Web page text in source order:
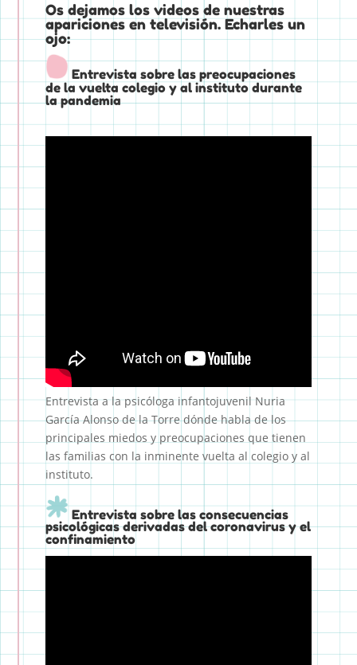
Os dejamos los videos de nuestras
apariciones en televisión. Echarles un
ojo:
Entrevista sobre las preocupaciones
de la vuelta colegio y al instituto durante
la pandemia
Entrevista a la psicóloga infantojuvenil Nuria
García Alonso de la Torre dónde habla de los
principales miedos y preocupaciones que tienen
las familias con la inminente vuelta al colegio y al
instituto.
Entrevista sobre las consecuencias
psicológicas derivadas del coronavirus y el
confinamiento